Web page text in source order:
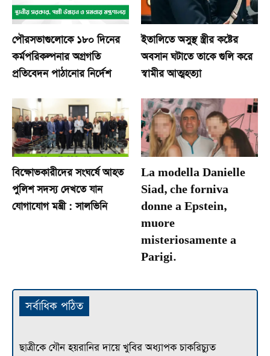
পৌরসভাগুলোকে ১৮০ দিনের
কর্মপরিকল্পনার অগ্রগতি
প্রতিবেদন পাঠানোর নির্দেশ
ইতালিতে অসুস্থ স্ত্রীর কষ্টের
অবসান ঘটাতে তাকে গুলি করে
স্বামীর আত্মহত্যা
বিক্ষোভকারীদের সংঘর্ষে আহত
পুলিশ সদস্য দেখতে যান
যোগাযোগ মন্ত্রী : সালভিনি
La modella Danielle
Siad, che forniva
donne a Epstein,
muore
misteriosamente a
Parigi.
সর্বাধিক পঠিত
ছাত্রীকে যৌন হয়রানির দায়ে খুবির অধ্যাপক চাকরিচ্যুত